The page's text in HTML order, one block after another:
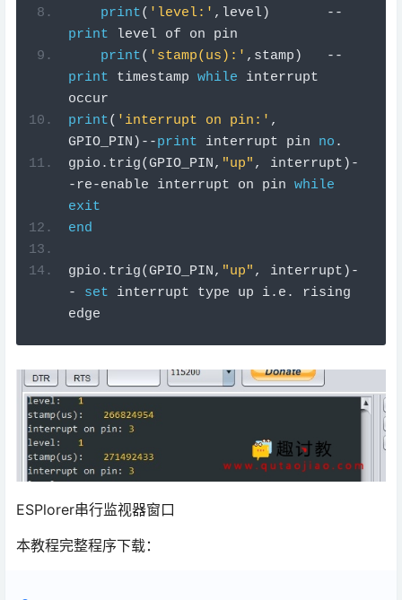
print( 'level:' , level)
--
print level of on pin
print( 'stamp(us):' , stamp )
--
print timestamp while interrupt
occur
print( 'interrupt on pin:' ,
GPIO_PIN )--print interrupt pin no .
gpio . trig(GPIO_PIN, "up" , interrupt )-
-re-enable interrupt on pin while
exit
end
gpio . trig(GPIO_PIN, "up" , interrupt )-
-
set interrupt type up i. e .
rising
edge
ESPlorer串行监视器窗口
本教程完整程序下载：